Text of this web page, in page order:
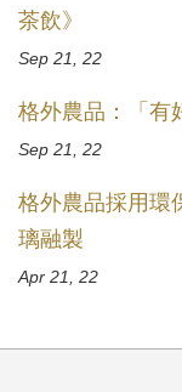
茶飲》
Sep 21, 22
格外農品：「有
Sep 21, 22
格外農品採用環
璃融製
Apr 21, 22